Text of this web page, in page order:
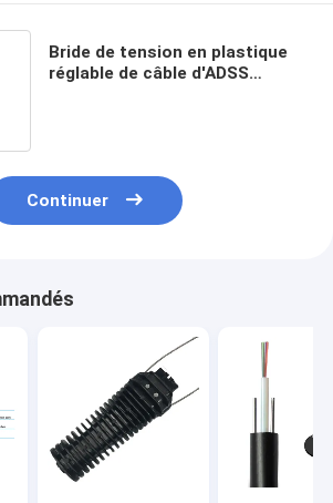
Bride de tension en plastique
réglable de câble d'ADSS
Continuer